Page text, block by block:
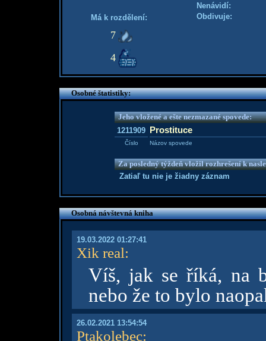
Má k rozdělení:
7
4
Nenávidí:
Obdivuje:
Osobné štatistiky:
Jeho vložené a ešte nezmazané spovede:
1211909 Prostituce
Číslo Názov spovede
Za posledný týždeň vložil rozhrešení k
Zatiaľ tu nie je žiadny záznam
Osobná návštevná kniha
19.03.2022 01:27:41
Xik real:
Víš, jak se říká, na
nebo že to bylo
26.02.2021 13:54:54
Ptakolebec: